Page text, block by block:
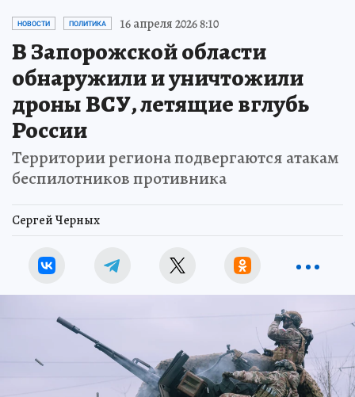
НОВОСТИ ПОЛИТИКА 16 апреля 2026 8:10
В Запорожской области
обнаружили и уничтожили
дроны ВСУ, летящие вглубь
России
Территории региона подвергаются атакам
беспилотников противника
Сергей Черных